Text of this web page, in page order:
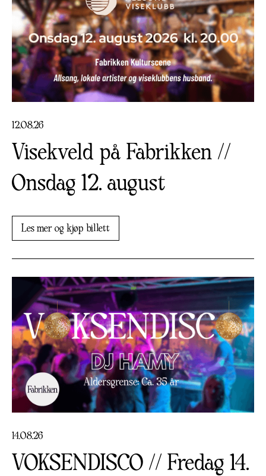
12.08.26
Visekveld på Fabrikken //
Onsdag 12. august
Les mer og kjøp billett
14.08.26
VOKSENDISCO // Fredag 14.